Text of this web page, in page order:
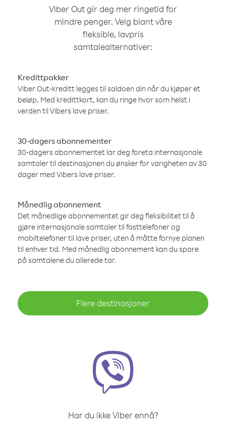
Viber Out gir deg mer ringetid for
mindre penger. Velg blant våre
fleksible, lavpris
samtalealternativer:
Kredittpakker
Viber Out-kreditt legges til saldoen din når du kjøper et
beløp. Med kredittkort, kan du ringe hvor som helst i
verden til Vibers lave priser.
30-dagers abonnementer
30-dagers abonnementet lar deg foreta internasjonale
samtaler til destinasjonen du ønsker for varigheten av 30
dager med Vibers lave priser.
Månedlig abonnement
Det månedlige abonnementet gir deg fleksibilitet til å
gjøre internasjonale samtaler til fasttelefoner og
mobiltelefoner til lave priser, uten å måtte fornye planen
til enhver tid. Med månedlig abonnement kan du spare
på samtalene du allerede tar.
Flere destinasjoner
Har du ikke Viber ennå?